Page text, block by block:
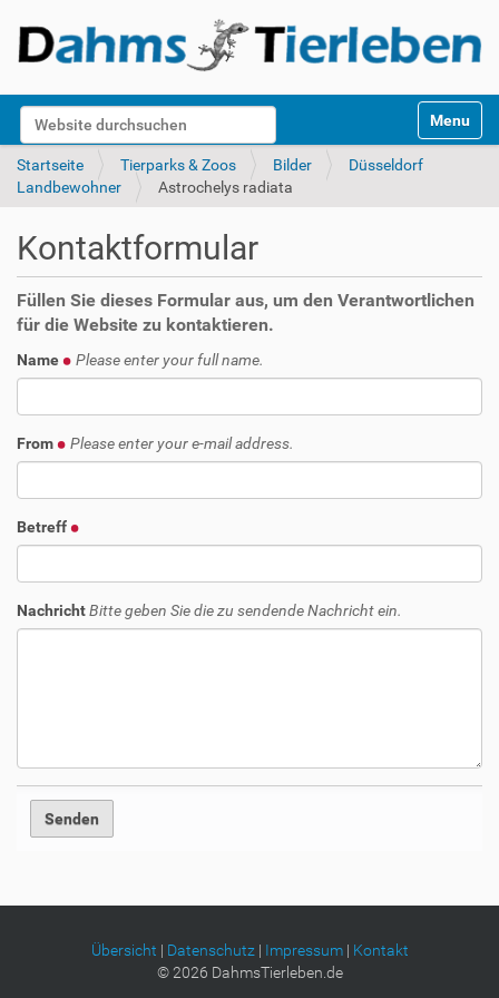
Website durchsuchen
k
Toggle
Startseite Tierparks & Zoos Bilder
Düsseldorf
Landbewohner
Astrochelys radiata
Kontaktformular
Füllen Sie dieses Formular aus, um den Verantwortlichen
für die Website zu kontaktieren.
Name Please enter your full name.
From Please enter your e-mail address.
Betreff
NachrichtBitte geben Sie die zu sendende Nachricht ein.
Übersicht | Datenschutz| Impressum| Kontakt
©2026 DahmsTierleben.de